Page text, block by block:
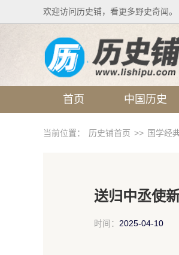
欢迎访问历史铺，看更多野史奇闻。
首页 中国历史
当前位置： 历史铺首页 >> 国学经
送归中丞使
时间： 2025-04-10